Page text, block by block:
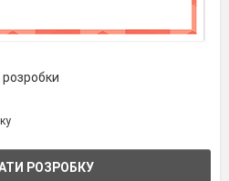
- і не спить…»
і багато:
оклики
розробки
РОЗРОБКУ